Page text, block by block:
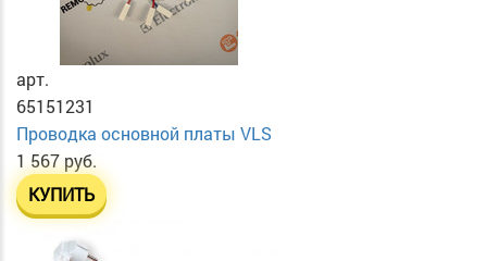
арт.
65151231
Проводка основной платы VLS
1 567 руб.
КУПИТЬ